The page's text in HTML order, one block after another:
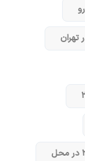
تهران